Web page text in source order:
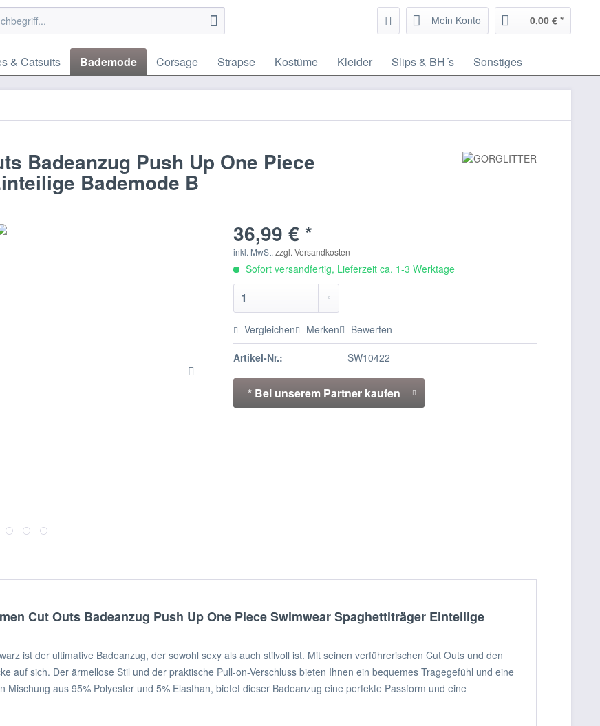
Mein Konto 0,00 € *
& Catsuits Bademode Corsage Strapse Kostüme Kleider Slips & BH´s Sonstiges
Badeanzug Push Up One Piece
Bademode B
36,99 € *
inkl. MwSt.zzgl. Versandkosten
Sofort versandfertig, Lieferzeit ca. 1-3 Werktage
Vergleichen Merken Bewerten
Artikel-Nr.: SW10422
* Bei unserem Partner kaufen
Cut Outs Badeanzug Push Up One Piece Swimwear Spaghettiträger Einteilige
ist der ultimative Badeanzug, der sowohl sexy als auch stilvoll ist. Mit seinen verführerischen Cut Outs und den
auf sich. Der ärmellose Stil und der praktische Pull-on-Verschluss bieten Ihnen ein bequemes Tragegefühl und eine
aus 95% Polyester und 5% Elasthan, bietet dieser Badeanzug eine perfekte Passform und eine